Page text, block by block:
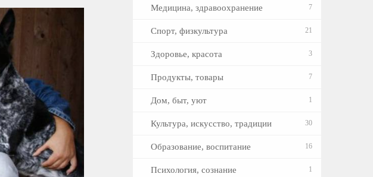
Медицина, здравоохранение 7
Спорт, физкультура 21
Здоровье, красота 3
Продукты, товары 7
Дом, быт, уют 1
Культура, искусство, традиции 30
Образование, воспитание 16
Психология, сознание 1